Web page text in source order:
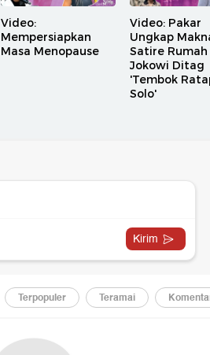
Video:
Mempersiapkan
Masa Menopause
Video: Pakar
Ungkap
Satire Rumah
Jokowi Ditag
'Tembok
Solo'